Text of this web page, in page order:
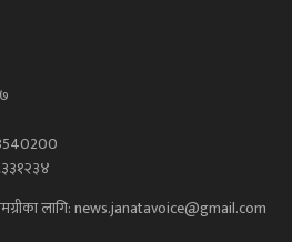
लागि: news.janatavoice@gmail.com